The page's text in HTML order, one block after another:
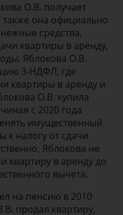
О.В. получает
она официально
средства,
квартиры в аренду,
Яблокова О.В.
3-НДФЛ, где
квартиры в аренду и
О.В. купила
с 2020 года
имущественный
к налогу от сдачи
Яблокова не
квартиру в аренду до
вычета.
на пенсию в 2010
продал квартиру,